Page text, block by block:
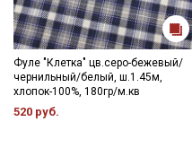
Фуле "Клетка" цв.серо-бежевый/
чернильный/белый, ш.1.45м,
хлопок-100%, 180гр/м.кв
520 руб.